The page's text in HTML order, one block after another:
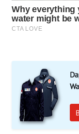
SELEB
WAHANA
WAHANA
OTOMOTIF
WAHANA
HEALTH